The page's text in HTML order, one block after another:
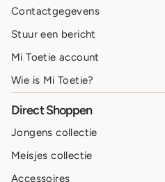
Contactgegevens
Stuur een bericht
Mi Toetie account
Wie is Mi Toetie?
Direct Shoppen
Jongens collectie
Meisjes collectie
Accessoires